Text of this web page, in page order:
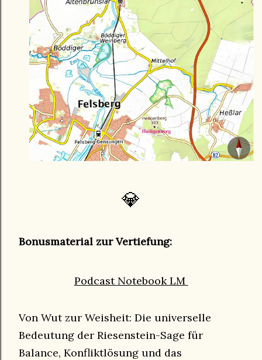
💎
Bonusmaterial zur Vertiefung:
Podcast Notebook LM
Von Wut zur Weisheit: Die universelle
Bedeutung der Riesenstein-Sage für
Balance, Konfliktlösung und das